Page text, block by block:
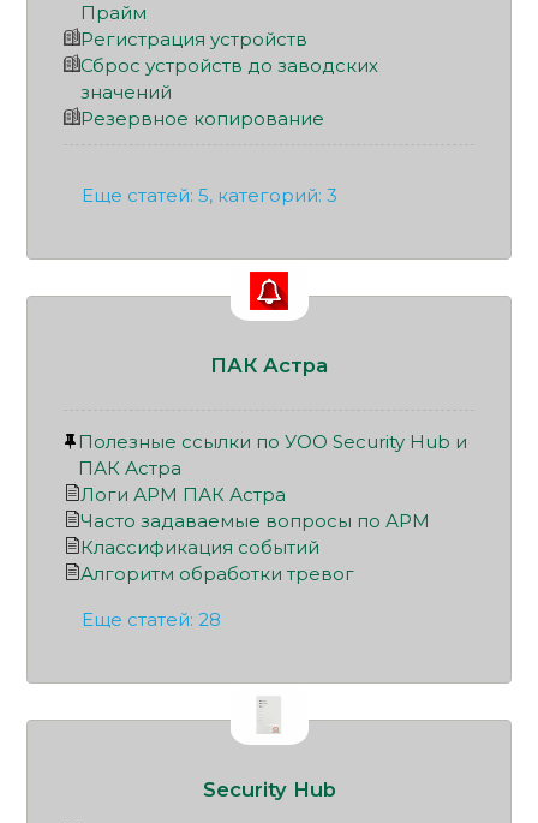
Прайм
Регистрация устройств
Сброс устройств до заводских
значений
Резервное копирование
Еще статей: 5, категорий: 3
ПАК Астра
Полезные ссылки по УОО Security Hub и
ПАК Астра
Логи АРМ ПАК Астра
Часто задаваемые вопросы по АРМ
Классификация событий
Алгоритм обработки тревог
Еще статей: 28
Security Hub